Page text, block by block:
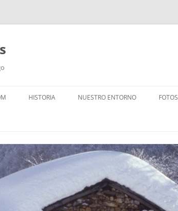
HISTORIA NUESTRO ENTORNO FOTOS